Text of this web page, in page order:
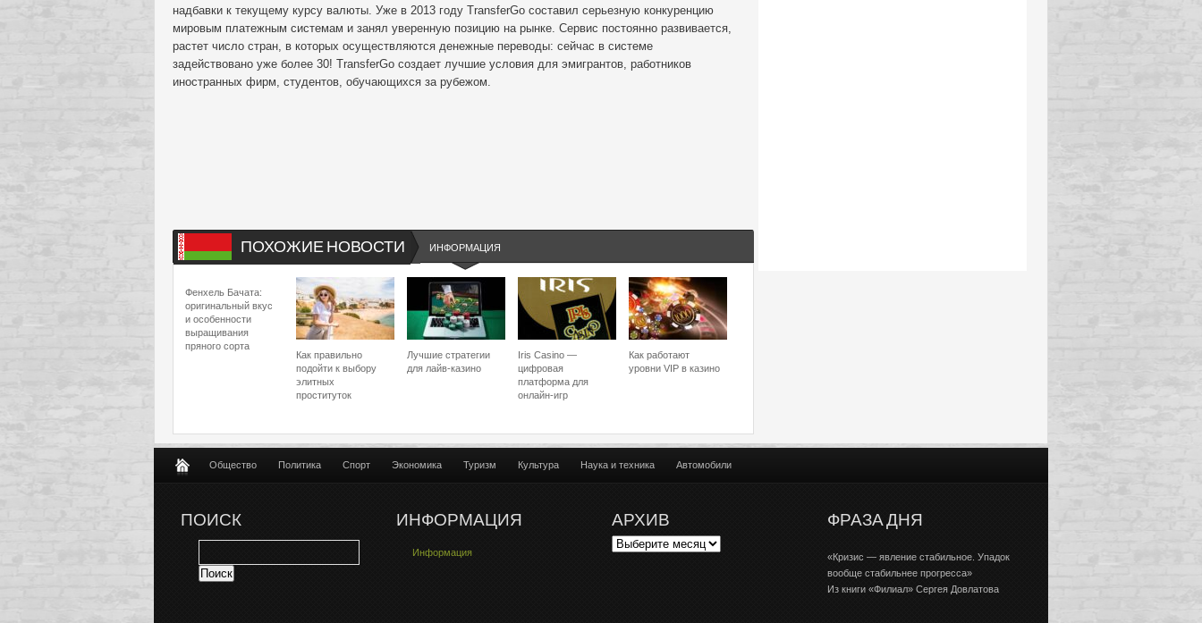
надбавки к текущему курсу валюты. Уже в 2013 году TransferGo составил серьезную конкуренцию
мировым платежным системам и занял уверенную позицию на рынке. Сервис постоянно развивается,
растет число стран, в которых осуществляются денежные переводы: сейчас в системе
задействовано уже более 30! TransferGo создает лучшие условия для эмигрантов, работников
иностранных фирм, студентов, обучающихся за рубежом.
ПОХОЖИЕ НОВОСТИ ИНФОРМАЦИЯ
Фенхель Бачата:
оригинальный вкус
и особенности
выращивания
пряного сорта
Как правильно
подойти к выбору
элитных
проституток
Лучшие стратегии
для лайв-казино
Iris Casino —
цифровая
платформа для
онлайн-игр
Как работают
уровни VIP в казино
Общество Политика Спорт Экономика Туризм Культура Наука и техника Автомобили
ПОИСК ИНФОРМАЦИЯ
Информация
АРХИВ ФРАЗА ДНЯ
«Кризис — явление стабильное. Упадок
вообще стабильнее прогресса»
Из книги «Филиал» Сергея Довлатова